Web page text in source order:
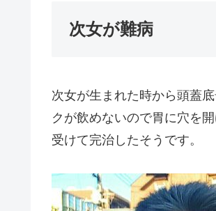
次女が難病
次女が生まれた時から頭蓋
クが飲めないので胃に穴を
受けて完治したそうです。